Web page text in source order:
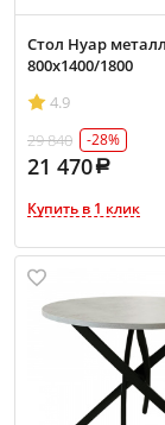
Стол Нуар
800х1400/1800
4.9
29 840
-28%
21 470
Купить в 1 клик